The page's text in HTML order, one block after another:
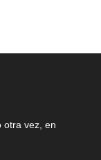
otra vez, en